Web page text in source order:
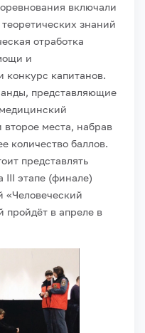
включали
знаний
отработка
и
конкурс капитанов.
представляющие
второе места, набрав
количество баллов.
представлять
этапе (финале)
«Человеческий
пройдёт в апреле в